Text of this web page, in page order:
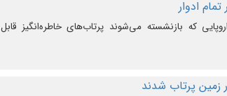
که بازنشسته می‌شوند پرتاب‌های خاطره‌انگیز قابل